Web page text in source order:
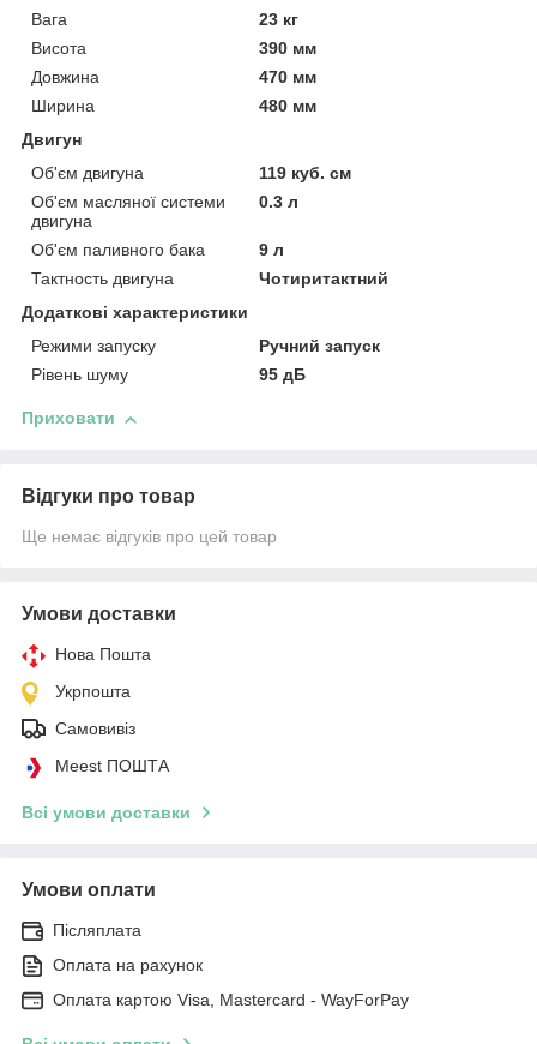
Вага
23 кг
Висота
390 мм
Довжина
470 мм
Ширина
480 мм
Двигун
Об'єм двигуна
119 куб. см
Об'єм масляної системи
двигуна
0.3 л
Об'єм паливного бака
9 л
Тактность двигуна
Чотиритактний
Додаткові характеристики
Режими запуску
Ручний запуск
Рівень шуму
95 дБ
Приховати
Відгуки про товар
Ще немає відгуків про цей товар
Умови доставки
Нова Пошта
Укрпошта
Самовивіз
Meest ПОШТА
Всі умови доставки
Умови оплати
Післяплата
Оплата на рахунок
Оплата картою Visa, Mastercard - WayForPay